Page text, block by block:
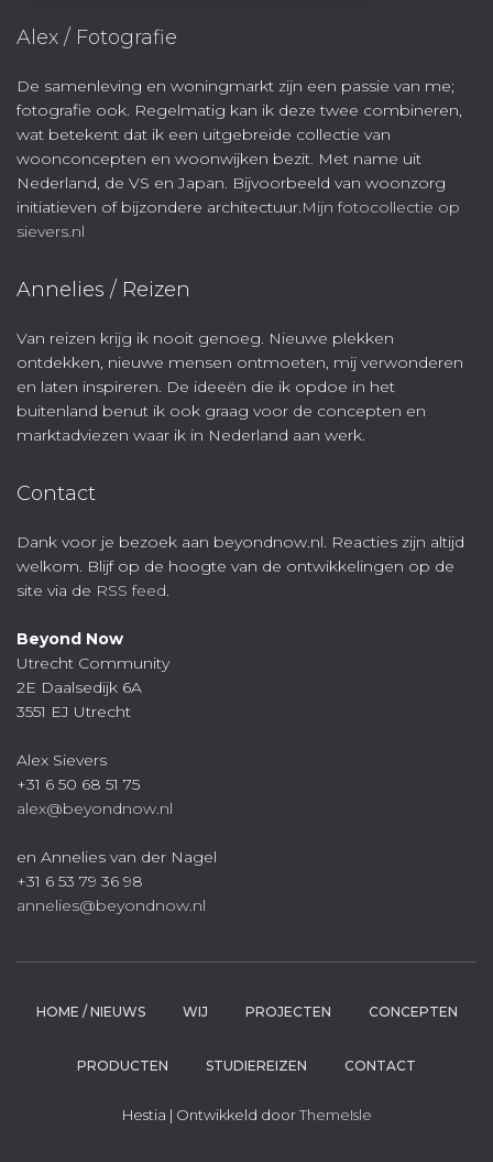
Alex / Fotografie
De samenleving en woningmarkt zijn een passie van me;
fotografie ook. Regelmatig kan ik deze twee combineren,
wat betekent dat ik een uitgebreide collectie van
woonconcepten en woonwijken bezit. Met name uit
Nederland, de VS en Japan. Bijvoorbeeld van woonzorg
initiatieven of bijzondere architectuur.Mijn fotocollectie op
sievers.nl
Annelies / Reizen
Van reizen krijg ik nooit genoeg. Nieuwe plekken
ontdekken, nieuwe mensen ontmoeten, mij verwonderen
en laten inspireren. De ideeën die ik opdoe in het
buitenland benut ik ook graag voor de concepten en
marktadviezen waar ik in Nederland aan werk.
Contact
Dank voor je bezoek aan beyondnow.nl. Reacties zijn altijd
welkom. Blijf op de hoogte van de ontwikkelingen op de
site via de RSS feed.
Beyond Now
Utrecht Community
2E Daalsedijk 6A
3551 EJ Utrecht
Alex Sievers
+31 6 50 68 51 75
alex@beyondnow.nl
en Annelies van der Nagel
+31 6 53 79 36 98
annelies@beyondnow.nl
HOME / NIEUWS WIJ PROJECTEN CONCEPTEN
PRODUCTEN STUDIEREIZEN CONTACT
Hestia | Ontwikkeld doorThemeIsle